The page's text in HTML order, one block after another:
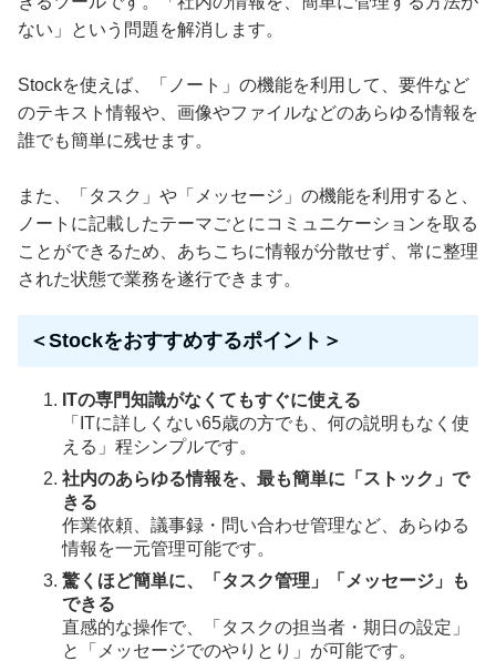
ない」という問題を解消します。
Stockを使えば、「ノート」の機能を利用して、要件など
のテキスト情報や、画像やファイルなどのあらゆる情報を
誰でも簡単に残せます。
また、「タスク」や「メッセージ」の機能を利用すると、
ノートに記載したテーマごとにコミュニケーションを取る
ことができるため、あちこちに情報が分散せず、常に整理
された状態で業務を遂行できます。
＜Stockをおすすめするポイント＞
ITの専門知識がなくてもすぐに使える
「ITに詳しくない65歳の方でも、何の説明もなく使
える」程シンプルです。
社内のあらゆる情報を、最も簡単に「ストック」で
きる
作業依頼、議事録・問い合わせ管理など、あらゆる
情報を一元管理可能です。
驚くほど簡単に、「タスク管理」「メッセージ」も
できる
直感的な操作で、「タスクの担当者・期日の設定」
と「メッセージでのやりとり」が可能です。